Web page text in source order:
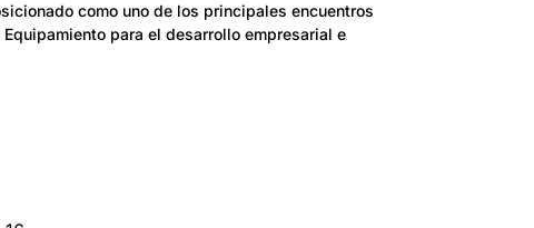
como uno de los principales encuentros
para el desarrollo empresarial e